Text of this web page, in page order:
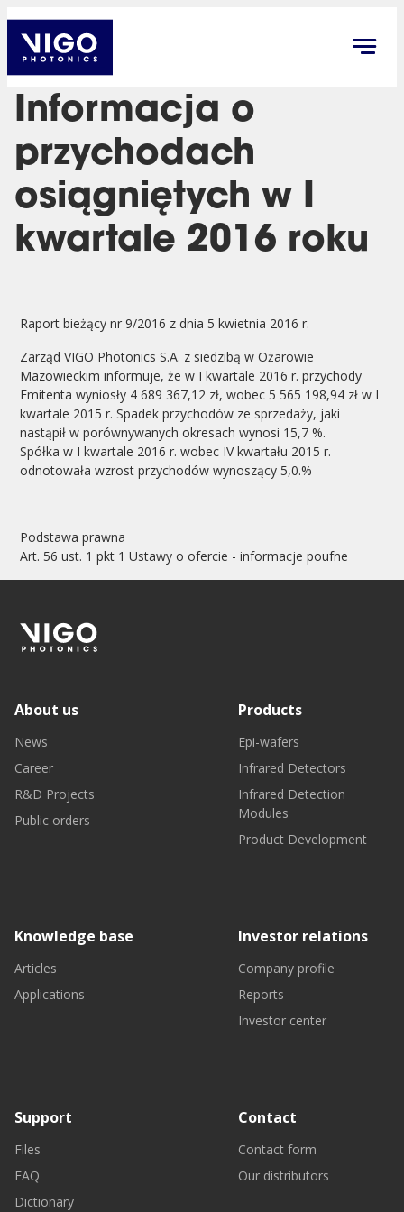
Informacja o
przychodach
osiągniętych w I
kwartale 2016 roku
Raport bieżący nr 9/2016 z dnia 5 kwietnia 2016 r.
Zarząd VIGO Photonics S.A. z siedzibą w Ożarowie
Mazowieckim informuje, że w I kwartale 2016 r. przychody
Emitenta wyniosły 4 689 367,12 zł, wobec 5 565 198,94 zł w I
kwartale 2015 r. Spadek przychodów ze sprzedaży, jaki
nastąpił w porównywanych okresach wynosi 15,7 %.
Spółka w I kwartale 2016 r. wobec IV kwartału 2015 r.
odnotowała wzrost przychodów wynoszący 5,0.%
Podstawa prawna
Art. 56 ust. 1 pkt 1 Ustawy o ofercie - informacje poufne
About us
News
Career
R&D Projects
Public orders
Products
Epi-wafers
Infrared Detectors
Infrared Detection
Modules
Product Development
Knowledge base
Articles
Applications
Investor relations
Company profile
Reports
Investor center
Support
Files
FAQ
Dictionary
Contact
Contact form
Our distributors